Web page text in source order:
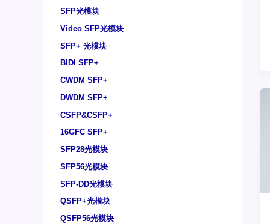
SFP光模块
Video SFP光模块
SFP+ 光模块
BIDI SFP+
CWDM SFP+
DWDM SFP+
CSFP&CSFP+
16GFC SFP+
SFP28光模块
SFP56光模块
SFP-DD光模块
QSFP+光模块
QSFP56光模块